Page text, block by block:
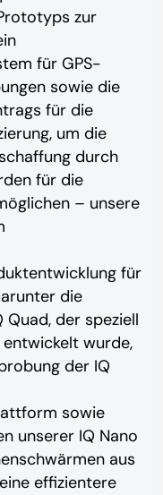
zur
für GPS-
sowie die
für die
um die
durch
für die
– unsere
für
die
der speziell
wurde,
der IQ
sowie
unserer IQ Nano
aus
effizientere